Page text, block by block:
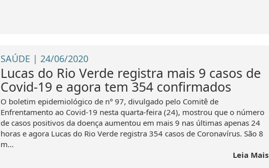
SAÚDE | 24/06/2020
Lucas do Rio Verde registra mais 9 casos de
Covid-19 e agora tem 354 confirmados
O boletim epidemiológico de n° 97, divulgado pelo Comitê de
Enfrentamento ao Covid-19 nesta quarta-feira (24), mostrou que o número
de casos positivos da doença aumentou em mais 9 nas últimas apenas 24
horas e agora Lucas do Rio Verde registra 354 casos de Coronavírus. São 8
m...
Leia Mais